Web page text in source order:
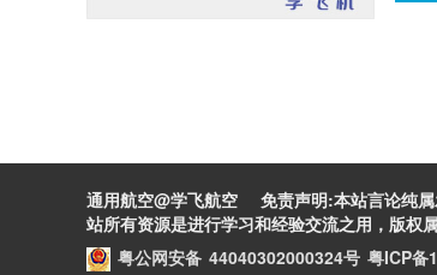
通用航空@学飞航空 免责声明:本站言论纯属
站所有资源是进行学习和经验交流之用，版权
粤公网安备 44040302000324号 粤ICP备